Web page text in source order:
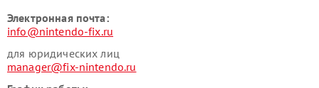
Электронная почта:
info@nintendo-fix.ru
для юридических лиц
manager@fix-nintendo.ru